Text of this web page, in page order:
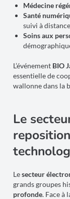
Médecine
Santé
suivi à
Soins aux
L’événement BIO
essentielle de
wallonne dans la
Le
Lesecteur
grands groupes
profonde. Face à